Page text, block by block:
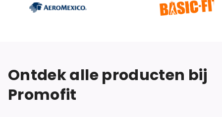
Ontdek alle producten bij
Promofit